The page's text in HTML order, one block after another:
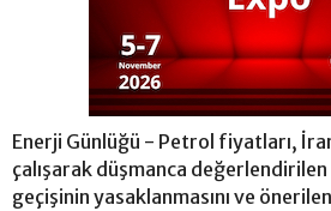
Enerji Günlüğü - Petrol fiyatları,
çalışarak düşmanca
geçişinin yasaklanmasını ve